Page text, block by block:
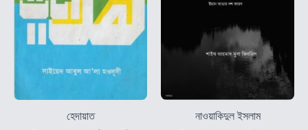
হেদায়াত নাওয়াকিদুল ইসলাম